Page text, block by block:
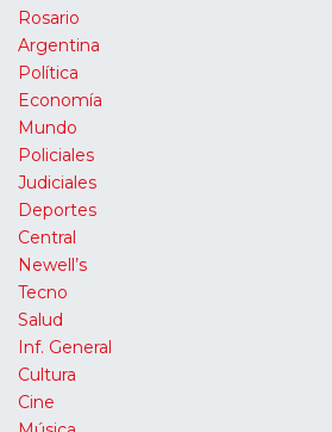
Rosario
Argentina
Política
Economía
Mundo
Policiales
Judiciales
Deportes
Central
Newell’s
Tecno
Salud
Inf. General
Cultura
Cine